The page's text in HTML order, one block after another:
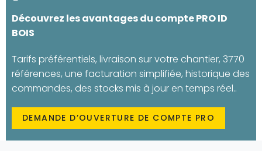
Découvrez les avantages du compte PRO ID
BOIS
Tarifs préférentiels, livraison sur votre chantier, 3770
références, une facturation simplifiée, historique des
commandes, des stocks mis à jour en temps réel..
DEMANDE D’OUVERTURE DE COMPTE PRO